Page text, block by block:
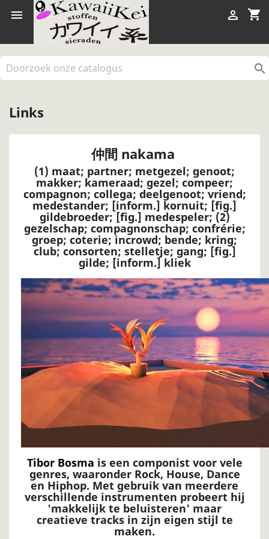
 shopping_cart


Links
仲間 nakama
(1) maat; partner; metgezel; genoot;
makker; kameraad; gezel; compeer;
compagnon; collega; deelgenoot; vriend;
medestander; [inform.] kornuit; [fig.]
gildebroeder; [fig.] medespeler; (2)
gezelschap; compagnonschap; confrérie;
groep; coterie; incrowd; bende; kring;
club; consorten; stelletje; gang; [fig.]
gilde; [inform.] kliek
Tibor Bosma is een componist voor vele
genres, waaronder Rock, House, Dance
en Hiphop. Met gebruik van meerdere
verschillende instrumenten probeert hij
'makkelijk te beluisteren' maar
creatieve tracks in zijn eigen stijl te
maken.